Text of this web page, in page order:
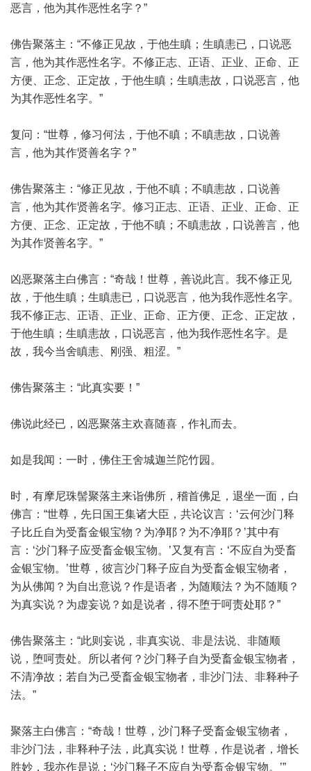
恶言，他为其作恶性名字？”
佛告聚落主：“不修正见故，于他生瞋；生瞋恚已，口说恶
言，他为其作恶性名字。不修正志、正语、正业、正命、正
方便、正念、正定故，于他生瞋；生瞋恚故，口说恶言，他
为其作恶性名字。”
复问：“世尊，修习何法，于他不瞋；不瞋恚故，口说善
言，他为其作贤善名字？”
佛告聚落主：“修正见故，于他不瞋；不瞋恚故，口说善
言，他为其作贤善名字。修习正志、正语、正业、正命、正
方便、正念、正定故，于他不瞋；不瞋恚故，口说善言，他
为其作贤善名字。”
凶恶聚落主白佛言：“奇哉！世尊，善说此言。我不修正见
故，于他生瞋；生瞋恚已，口说恶言，他为我作恶性名字。
我不修正志、正语、正业、正命、正方便、正念、正定故，
于他生瞋；生瞋恚故，口说恶言，他为我作恶性名字。是
故，我今当舍瞋恚、刚强、粗涩。”
佛告聚落主：“此真实要！”
佛说此经已，凶恶聚落主欢喜随喜，作礼而去。
如是我闻：一时，佛住王舍城迦兰陀竹园。
时，有摩尼珠髻聚落主来诣佛所，稽首佛足，退坐一面，白
佛言：“世尊，先日国王集诸大臣，共论议言：‘云何沙门释
子比丘自为受畜金银宝物？为净耶？为不净耶？’其中有
言：‘沙门释子应受畜金银宝物。’又复有言：‘不应自为受畜
金银宝物。’世尊，彼言沙门释子应自为受畜金银宝物者，
为从佛闻？为自出意说？作是语者，为随顺法？为不随顺？
为真实说？为虚妄说？如是说者，得不堕于呵责处耶？”
佛告聚落主：“此则妄说，非真实说、非是法说、非随顺
说，堕呵责处。所以者何？沙门释子自为受畜金银宝物者，
不清净故；若自为己受畜金银宝物者，非沙门法、非释种子
法。”
聚落主白佛言：“奇哉！世尊，沙门释子受畜金银宝物者，
非沙门法，非释种子法，此真实说！世尊，作是说者，增长
胜妙，我亦作是说：‘沙门释子不应自为受畜金银宝物。’”